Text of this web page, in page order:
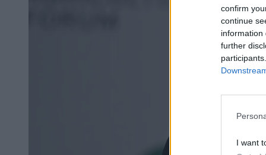
confirm
continue
information
further
I want